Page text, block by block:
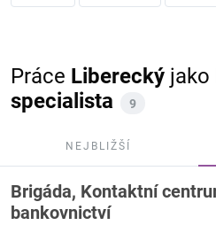
Práce Liberecký jako
specialista
9
NEJBLIŽŠÍ
Brigáda, Kontaktní
bankovnictví